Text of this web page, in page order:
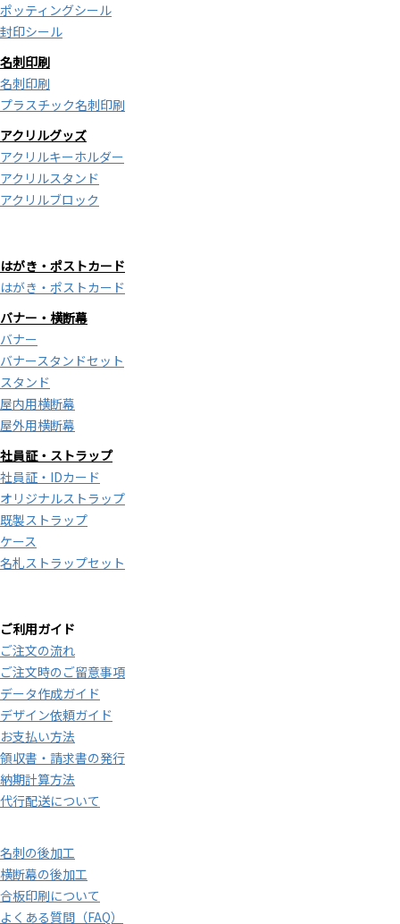
ポッティングシール
封印シール
名刺印刷
名刺印刷
プラスチック名刺印刷
アクリルグッズ
アクリルキーホルダー
アクリルスタンド
アクリルブロック
はがき・ポストカード
はがき・ポストカード
バナー・横断幕
バナー
バナースタンドセット
スタンド
屋内用横断幕
屋外用横断幕
社員証・ストラップ
社員証・IDカード
オリジナルストラップ
既製ストラップ
ケース
名札ストラップセット
ご利用ガイド
ご注文の流れ
ご注文時のご留意事項
データ作成ガイド
デザイン依頼ガイド
お支払い方法
領収書・請求書の発行
納期計算方法
代行配送について
名刺の後加工
横断幕の後加工
合板印刷について
よくある質問（FAQ）